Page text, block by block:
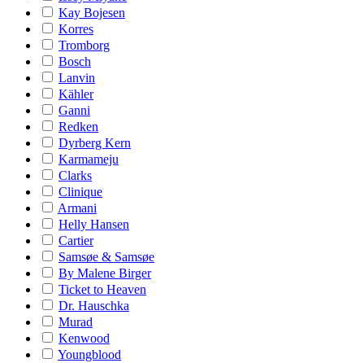
Kay Bojesen
Korres
Tromborg
Bosch
Lanvin
Kähler
Ganni
Redken
Dyrberg Kern
Karmameju
Clarks
Clinique
Armani
Helly Hansen
Cartier
Samsøe & Samsøe
By Malene Birger
Ticket to Heaven
Dr. Hauschka
Murad
Kenwood
Youngblood